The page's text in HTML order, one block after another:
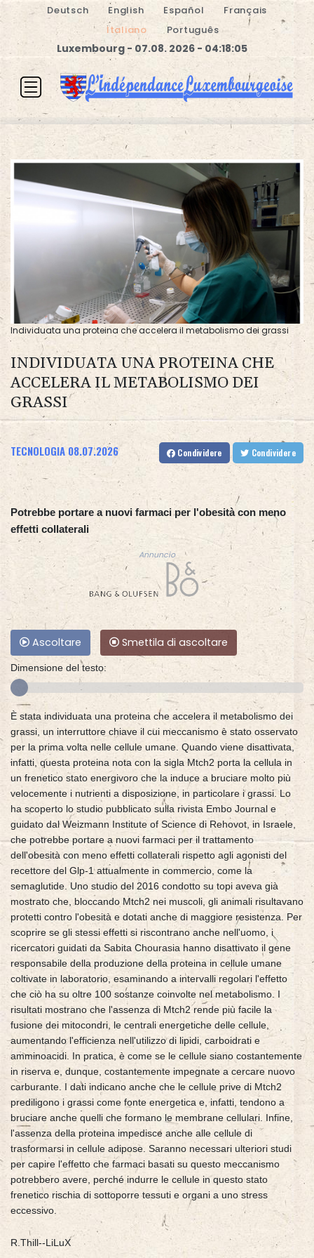
Deutsch English Español
Français
Italiano
Português
Luxembourg - 07.08. 2026 - 04:18:05
Individuata una proteina che accelera il metabolismo dei grassi
INDIVIDUATA UNA PROTEINA CHE
ACCELERA IL METABOLISMO DEI
GRASSI
TECNOLOGIA 08.07.2026 Condividere Condividere
Potrebbe portare a nuovi farmaci per l'obesità con meno
effetti collaterali
Annuncio
Ascoltare Smettila di ascoltare
Dimensione del testo:
È stata individuata una proteina che accelera il metabolismo dei
grassi, un interruttore chiave il cui meccanismo è stato osservato
per la prima volta nelle cellule umane. Quando viene disattivata,
infatti, questa proteina nota con la sigla Mtch2 porta la cellula in
un frenetico stato energivoro che la induce a bruciare molto più
velocemente i nutrienti a disposizione, in particolare i grassi. Lo
ha scoperto lo studio pubblicato sulla rivista Embo Journal e
guidato dal Weizmann Institute of Science di Rehovot, in Israele,
che potrebbe portare a nuovi farmaci per il trattamento
dell'obesità con meno effetti collaterali rispetto agli agonisti del
recettore del Glp-1 attualmente in commercio, come la
semaglutide. Uno studio del 2016 condotto su topi aveva già
mostrato che, bloccando Mtch2 nei muscoli, gli animali risultavano
protetti contro l'obesità e dotati anche di maggiore resistenza. Per
scoprire se gli stessi effetti si riscontrano anche nell'uomo, i
ricercatori guidati da Sabita Chourasia hanno disattivato il gene
responsabile della produzione della proteina in cellule umane
coltivate in laboratorio, esaminando a intervalli regolari l'effetto
che ciò ha su oltre 100 sostanze coinvolte nel metabolismo. I
risultati mostrano che l'assenza di Mtch2 rende più facile la
fusione dei mitocondri, le centrali energetiche delle cellule,
aumentando l'efficienza nell'utilizzo di lipidi, carboidrati e
amminoacidi. In pratica, è come se le cellule siano costantemente
in riserva e, dunque, costantemente impegnate a cercare nuovo
carburante. I dati indicano anche che le cellule prive di Mtch2
prediligono i grassi come fonte energetica e, infatti, tendono a
bruciare anche quelli che formano le membrane cellulari. Infine,
l'assenza della proteina impedisce anche alle cellule di
trasformarsi in cellule adipose. Saranno necessari ulteriori studi
per capire l'effetto che farmaci basati su questo meccanismo
potrebbero avere, perché indurre le cellule in questo stato
frenetico rischia di sottoporre tessuti e organi a uno stress
eccessivo.
R.Thill--LiLuX